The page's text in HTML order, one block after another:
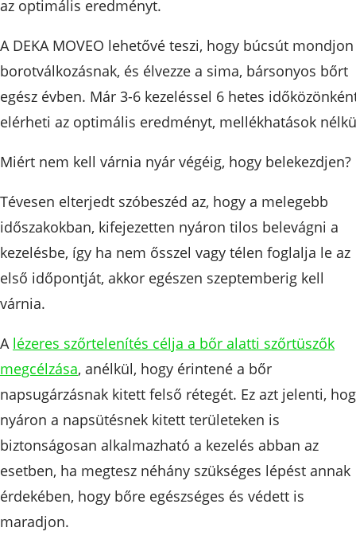
az optimális eredményt.
A DEKA MOVEO lehetővé teszi, hogy búcsút
borotválkozásnak, és élvezze a sima, bársonyos bőrt
egész évben. Már 3-6 kezeléssel 6 hetes
elérheti az optimális eredményt, mellékhatások
Miért nem kell várnia nyár végéig, hogy belekezdjen?
Tévesen elterjedt szóbeszéd az, hogy a melegebb
időszakokban, kifejezetten nyáron tilos belevágni a
kezelésbe, így ha nem ősszel vagy télen foglalja le az
első időpontját, akkor egészen szeptemberig kell
várnia.
A lézeres szőrtelenítés célja a bőr alatti szőrtüszők
megcélzása, anélkül, hogy érintené a bőr
napsugárzásnak kitett felső rétegét. Ez azt jelenti,
nyáron a napsütésnek kitett területeken is
biztonságosan alkalmazható a kezelés abban az
esetben, ha megtesz néhány szükséges lépést annak
érdekében, hogy bőre egészséges és védett is
maradjon.